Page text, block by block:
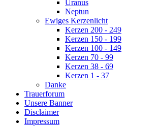
Uranus
Neptun
Ewiges Kerzenlicht
Kerzen 200 - 249
Kerzen 150 - 199
Kerzen 100 - 149
Kerzen 70 - 99
Kerzen 38 - 69
Kerzen 1 - 37
Danke
Trauerforum
Unsere Banner
Disclaimer
Impressum